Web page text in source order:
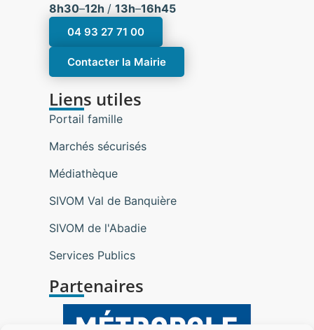
8h30–12h / 13h–16h45
04 93 27 71 00
Contacter la Mairie
Liens utiles
Portail famille
Marchés sécurisés
Médiathèque
SIVOM Val de Banquière
SIVOM de l'Abadie
Services Publics
Partenaires